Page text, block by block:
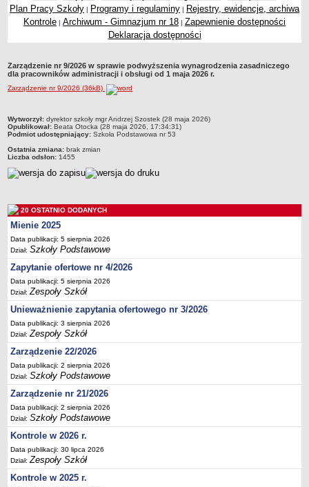
Techniczne Zakłady Naukowe
PRZEDSZKOLA
Przedszkola Miejskie
Zlikwidowane gimnazja
Przekształcone szkoły i placówki
SPECJALNE OŚRODKI SZKOLNO-WYCHOWAWCZE
Specjalny Ośrodek nr 1
Specjalny Ośrodek nr 5
BURSA MIEJSKA
Statut
Majątek
Godziny dyżurów
Ogłoszenie
Zarządzenia
Kontrole
Rejestry, ewidencje, archiwa
Sprawozdania
Deklaracja dostępności
PORADNIE PSYCHOLOGICZNO-PEDAGOGICZNE
Zespół Poradni
BIURO FINANSÓW OŚWIATY
Dane podstawowe
Statut
Majątek
Godziny dyżurów
Ogłoszenia
Plan Pracy Szkoły | Programy i regulaminy | Rejestry, ewidencje, archiwa
Kontrole | Archiwum - Gimnazjum nr 18 | Zapewnienie dostępności
Deklaracja dostępności
Zarządzenie nr 9/2026 w sprawie podwyższenia wynagrodzenia zasadniczego
dla pracowników administracji i obsługi od 1 maja 2026 r.
Zarządzenie nr 9/2026 (36kB)
metryczka
Wytworzył: dyrektor szkoły mgr Andrzej Szostek (28 maja 2026)
Opublikował: Beata Otocka (28 maja 2026, 17:34:31)
Podmiot udostępniający: Szkoła Podstawowa nr 53
Ostatnia zmiana: brak zmian
Liczba odsłon: 1455
20 OSTATNIO DODANYCH
Mienie 2025
Data publikacji: 5 sierpnia 2026
Dział:Szkoły Podstawowe
Zapytanie ofertowe nr 4/2026
Data publikacji: 5 sierpnia 2026
Dział:Zespoły Szkół
Unieważnienie zapytania ofertowego nr 3/2026
Data publikacji: 3 sierpnia 2026
Dział:Zespoły Szkół
Zarządzenie 22/2026
Data publikacji: 2 sierpnia 2026
Dział:Szkoły Podstawowe
Zarządzenie nr 21/2026
Data publikacji: 2 sierpnia 2026
Dział:Szkoły Podstawowe
Kontrole w 2026 r.
Data publikacji: 30 lipca 2026
Dział:Zespoły Szkół
Kontrole w 2025 r.